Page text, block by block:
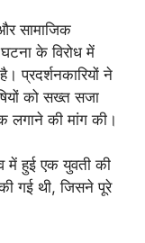
सामाजिक
के विरोध में
प्रदर्शनकारियों ने
को सख्त सजा
लगाने की मांग की।
में हुई एक युवती की
गई थी, जिसने पूरे